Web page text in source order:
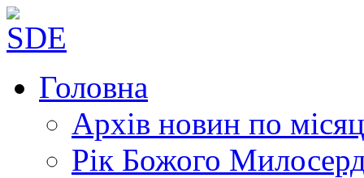
Головна
Архів новин по
Рік Божого